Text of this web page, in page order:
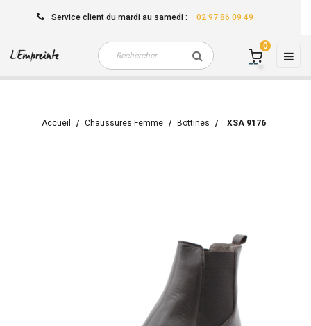
Service client du mardi au samedi : 02 97 86 09 49
☰
0
Accueil Chaussures Femme Bottines XSA 9176